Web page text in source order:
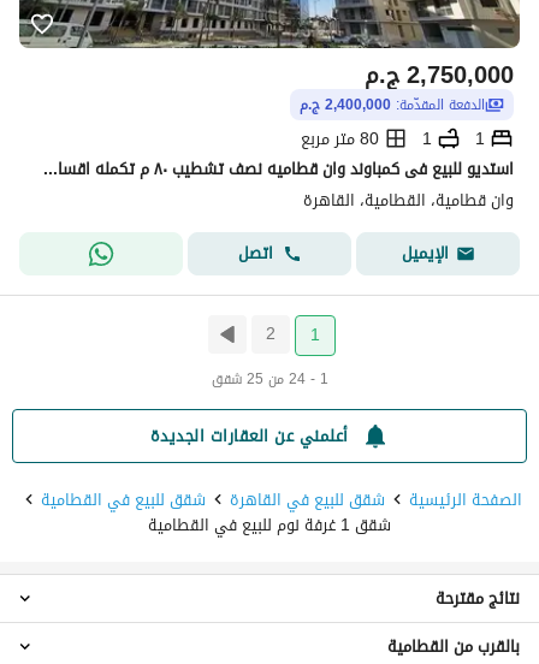
ج.م2,750,000
الدفعة المقدّمة: 2,400,000 ج.م
1
1
80 متر مربع
استديو للبيع فى كمباوند وان قطاميه نصف تشطيب ٨٠ م تكمله اقساط بسعر رائع
وان قطامية، القطامية، القاهرة
الإيميل
اتصل
1
2
1 - 24 من 25 شقق
أعلمني عن العقارات الجديدة
الصفحة الرئيسية
شقق للبيع في القاهرة شقق للبيع في القطامية
شقق 1 غرفة نوم للبيع في القطامية
استوديو للبيع في القطامية
نتائج مقترحة
بالقرب من القطامية